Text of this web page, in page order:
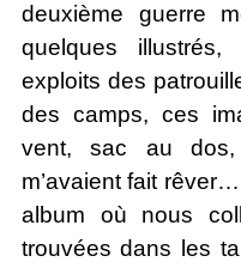
deuxième guerre
quelques illustrés,
exploits des
des camps, ces
vent, sac au
m’avaient fait
album où nous
trouvées dans les